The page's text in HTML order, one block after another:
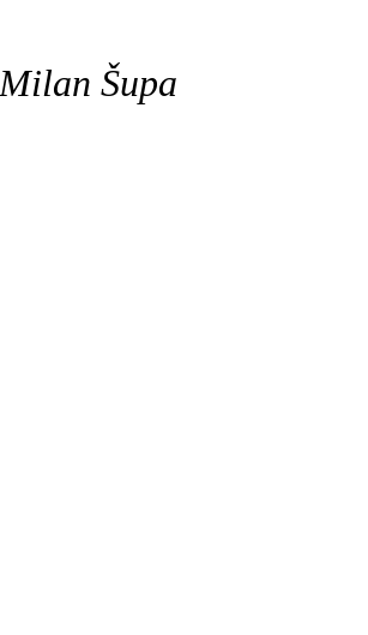
Milan Šupa